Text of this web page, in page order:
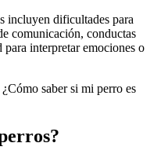
incluyen dificultades para
comunicación, conductas
interpretar emociones o
¿Cómo saber si mi perro es